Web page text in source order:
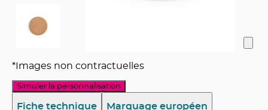
*Images non contractuelles
Simuler la personnalisation
Fiche technique Marquage européen